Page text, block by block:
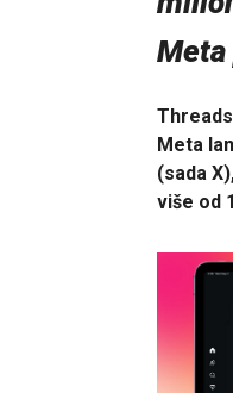
Meta
Meta
(sada
više od